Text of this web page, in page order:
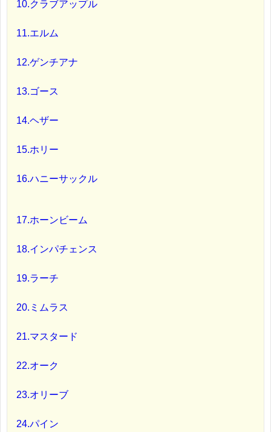
10.クラブアップル
11.エルム
12.ゲンチアナ
13.ゴース
14.ヘザー
15.ホリー
16.ハニーサックル
17.ホーンビーム
18.インパチェンス
19.ラーチ
20.ミムラス
21.マスタード
22.オーク
23.オリーブ
24.パイン